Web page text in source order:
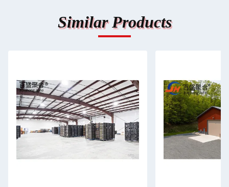
Similar Products